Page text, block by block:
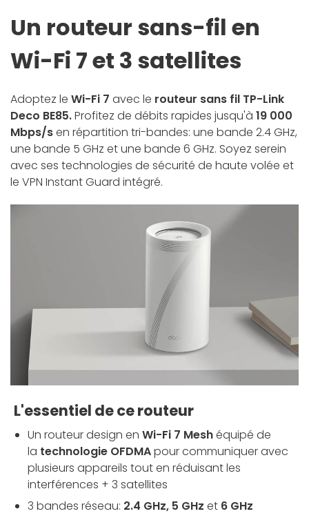
Un routeur sans-fil en
Wi-Fi 7 et 3 satellites
Adoptez le Wi-Fi 7 avec le routeur sans fil TP-Link
Deco BE85.Profitez de débits rapides jusqu'à 19 000
Mbps/sen répartition tri-bandes: une bande 2.4 GHz,
une bande 5 GHz et une bande 6 GHz. Soyez serein
avec ses technologies de sécurité de haute volée et
le VPN Instant Guard intégré.
L'essentiel de ce routeur
Un routeur design en Wi-Fi 7 Meshéquipé de
la technologie OFDMApour communiquer avec
plusieurs appareils tout en réduisant les
interférences + 3 satellites
3 bandes réseau: 2.4 GHz, 5 GHz et 6 GHz